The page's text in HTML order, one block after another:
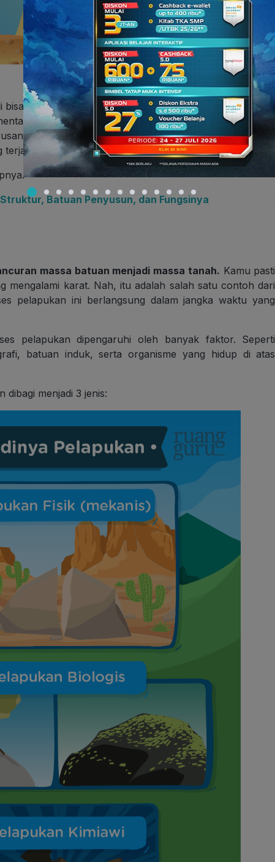
menyebabkan apa bagi permukaan bumi? Yak, betul.
dan pergerakan massa tanah (mass wasting). Nah,
itu termasuk ke dalam contoh-contoh dari tenaga
akibat proses tenaga eksogen.
Batuan Penyusun, dan Fungsinya
massa batuan menjadi massa tanah. Kamu pasti
mengalami karat. Nah, itu adalah salah satu contoh dari
pelapukan ini berlangsung dalam jangka waktu yang
pelapukan dipengaruhi oleh banyak faktor. Seperti
batuan induk, serta organisme yang hidup di atas
dibagi menjadi 3 jenis: